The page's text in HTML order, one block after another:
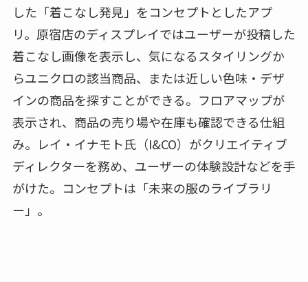
した「着こなし発見」をコンセプトとしたアプ
リ。原宿店のディスプレイではユーザーが投稿した
着こなし画像を表示し、気になるスタイリングか
らユニクロの該当商品、または近しい色味・デザ
インの商品を探すことができる。フロアマップが
表示され、商品の売り場や在庫も確認できる仕組
み。レイ・イナモト氏（I&CO）がクリエイティブ
ディレクターを務め、ユーザーの体験設計などを手
がけた。コンセプトは「未来の服のライブラリ
ー」。